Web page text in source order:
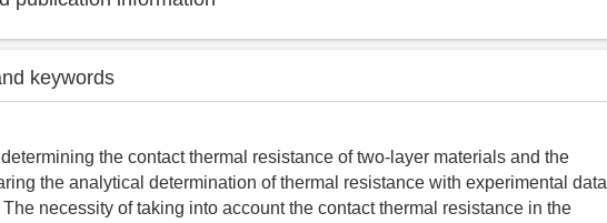
keywords
the contact thermal resistance of two-layer materials and the
the analytical determination of thermal resistance with experimental data
necessity of taking into account the contact thermal resistance in the